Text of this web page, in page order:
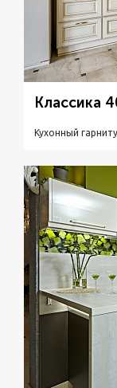
Классика
Кухонный